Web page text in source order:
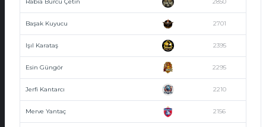
Başak Kuyucu 2701
Işıl Karataş 2395
Esin Güngör 2295
Jerfi Kantarcı 2210
Merve Yantaç 2156